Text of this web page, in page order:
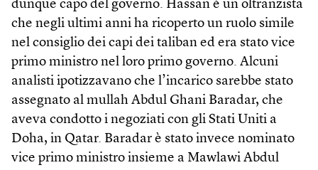
dunque capo del governo. Hassan è un oltranzista
che negli ultimi anni ha ricoperto un ruolo simile
nel consiglio dei capi dei taliban ed era stato vice
primo ministro nel loro primo governo. Alcuni
analisti ipotizzavano che l’incarico sarebbe stato
assegnato al mullah Abdul Ghani Baradar, che
aveva condotto i negoziati con gli Stati Uniti a
Doha, in Qatar. Baradar è stato invece nominato
vice primo ministro insieme a Mawlawi Abdul